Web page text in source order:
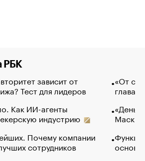
РБК
зависит от
Тест для лидеров
Как ИИ-агенты
индустрию
Почему компании
сотрудников
«От
глава
Маск в
основ